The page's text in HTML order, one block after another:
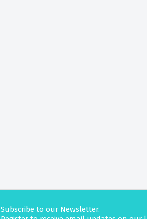
Subscribe to our Newsletter.